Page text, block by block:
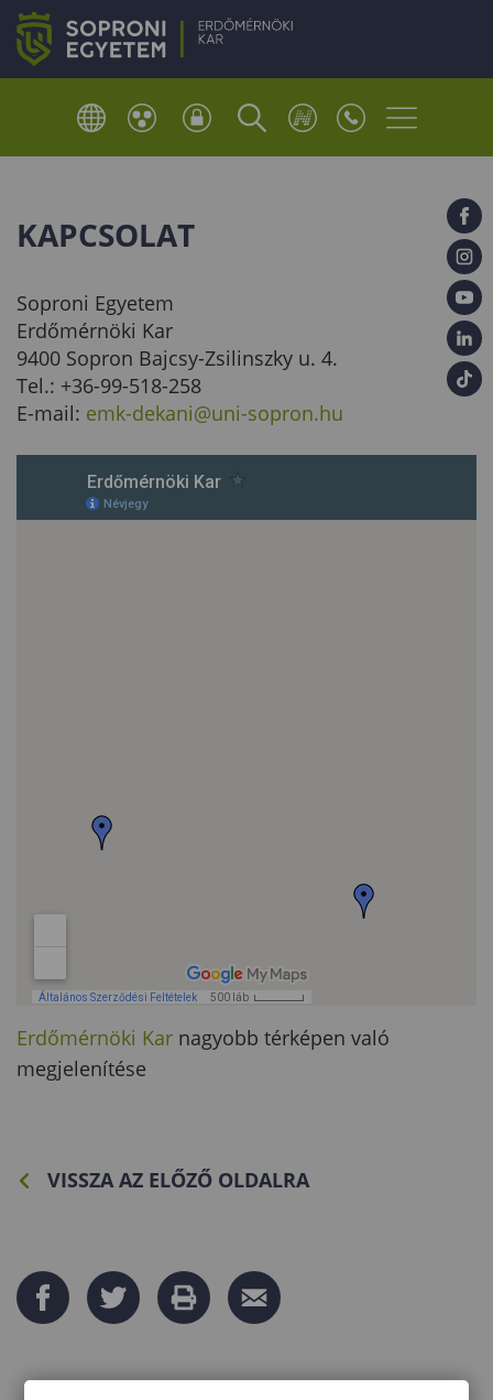
KAPCSOLAT
Soproni Egyetem
Erdőmérnöki Kar
9400 Sopron Bajcsy-Zsilinszky u. 4.
Tel.: +36-99-518-258
E-mail: emk-dekani@uni-sopron.hu
Erdőmérnöki Kar nagyobb térképen való
megjelenítése
VISSZA AZ ELŐZŐ OLDALRA